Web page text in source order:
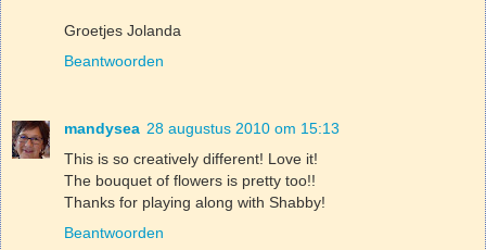
Groetjes Jolanda
Beantwoorden
mandysea 28 augustus 2010 om 15:13
This is so creatively different! Love it!
The bouquet of flowers is pretty too!!
Thanks for playing along with Shabby!
Beantwoorden